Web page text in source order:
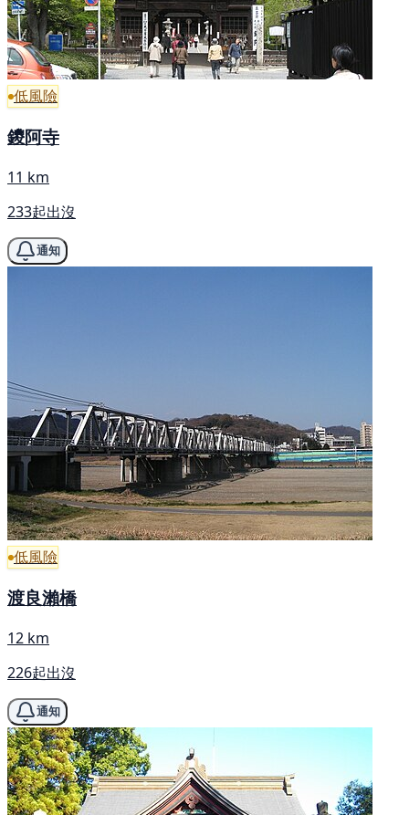
低風險
鑁阿寺
11 km
233起出沒
通知
低風險
渡良瀨橋
12 km
226起出沒
通知